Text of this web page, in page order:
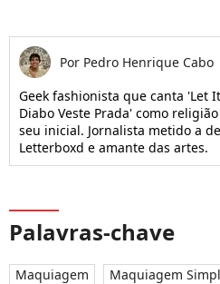
Por Pedro Henrique Cabo
Geek fashionista que canta 'Let
Diabo Veste Prada' como
seu inicial. Jornalista metido a
Letterboxd e amante das artes.
Palavras-chave
Maquiagem Maquiagem